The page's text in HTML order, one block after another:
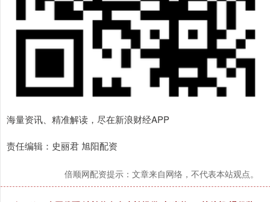
海量资讯、精准解读，尽在新浪财经APP
责任编辑：史丽君 旭阳配资
倍顺网配资提示：文章来自网络，不代表本站观点。